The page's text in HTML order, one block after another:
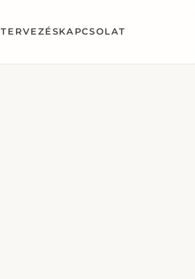
TERVEZÉSKAPCSOLAT